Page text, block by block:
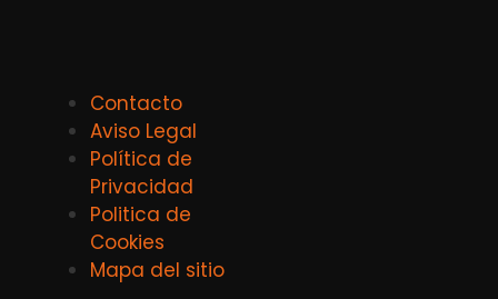
Contacto
Aviso Legal
Política de
Privacidad
Politica de
Cookies
Mapa del sitio